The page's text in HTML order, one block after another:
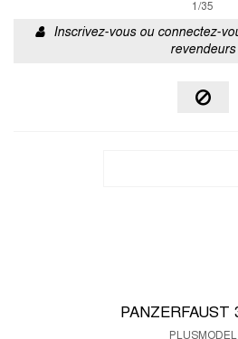
1/35
Inscrivez-vous ou connectez-
revendeurs
PANZERFAUST
PLUSMODEL